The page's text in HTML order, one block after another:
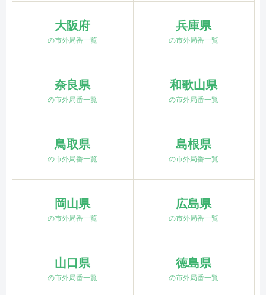
大阪府
の市外局番一覧
兵庫県
の市外局番一覧
奈良県
の市外局番一覧
和歌山県
の市外局番一覧
鳥取県
の市外局番一覧
島根県
の市外局番一覧
岡山県
の市外局番一覧
広島県
の市外局番一覧
山口県
の市外局番一覧
徳島県
の市外局番一覧